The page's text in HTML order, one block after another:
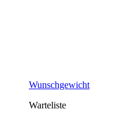
Wunschgewicht
Warteliste